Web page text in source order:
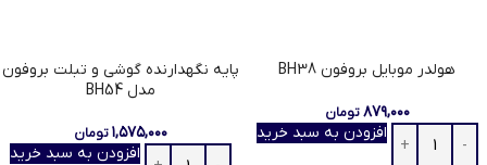
هولدر موبایل بروفون BH38
۸۷۹,۰۰۰ تومان
افزودن به سبد خرید
پایه نگهدارنده گوشی و تبلت بروفون
مدل BH54
۱,۵۷۵,۰۰۰ تومان
افزودن به سبد خرید